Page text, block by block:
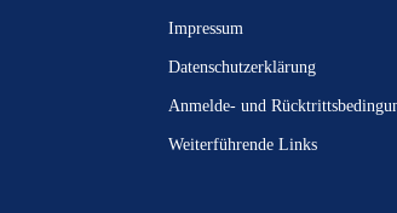
Impressum
Datenschutzerklärung
Anmelde- und
Weiterführende Links